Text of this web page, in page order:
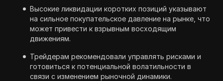
Высокие ликвидации коротких позиций указывают
на сильное покупательское давление на рынке, что
может привести к взрывным восходящим
движениям.
Трейдерам рекомендовали управлять рисками и
готовиться к потенциальной волатильности в
связи с изменением рыночной динамики.